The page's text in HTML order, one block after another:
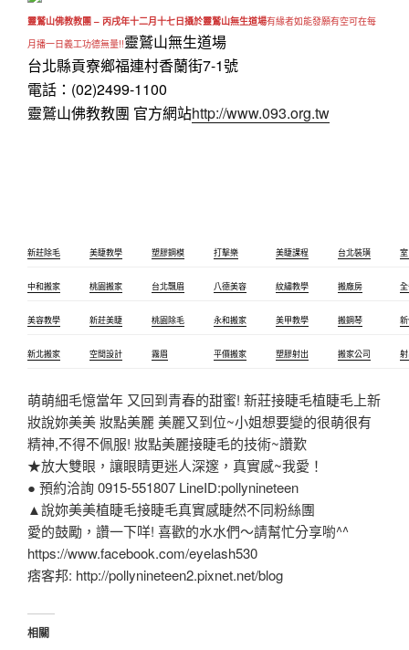
靈鷲山佛教教團 – 丙戌年十二月十七日攝於靈鷲山無生道場有緣者如能發願有空可在每
月播一日義工功德無量!!靈鷲山無生道場
台北縣貢寮鄉福連村香蘭街7-1號
電話：(02)2499-1100
靈鷲山佛教教團 官方網站http://www.093.org.tw
新莊除毛 美睫教學 塑膠鋼模 打擊樂 美睫課程 台北裝璜
中和搬家 桃園搬家 台北飄眉 八德美容 紋繡教學 搬廠房
美容教學 新莊美睫 桃園除毛 永和搬家 美甲教學 搬鋼琴
新北搬家 空間設計 霧眉 平價搬家 塑膠射出 搬家公司
萌萌細毛憶當年 又回到青春的甜蜜! 新莊接睫毛植睫毛上新
妝說妳美美 妝點美麗 美麗又到位~小姐想要變的很萌很有
精神,不得不佩服! 妝點美麗接睫毛的技術~讚歎
★放大雙眼，讓眼睛更迷人深邃，真實感~我愛！
● 預約洽詢 0915-551807 LineID:pollynineteen
▲說妳美美植睫毛接睫毛真實感睫然不同粉絲團
愛的鼓勵，讚一下咩! 喜歡的水水們～請幫忙分享喲^^
https://www.facebook.com/eyelash530
痞客邦: http://pollynineteen2.pixnet.net/blog
相關